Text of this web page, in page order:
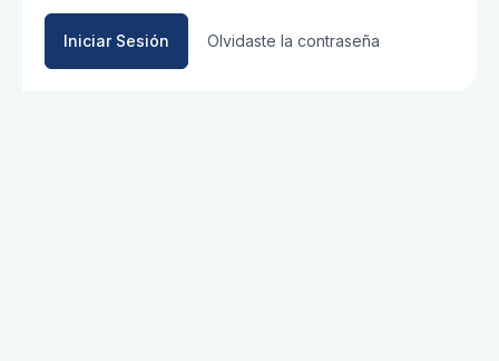
Iniciar Sesión Olvidaste la contraseña